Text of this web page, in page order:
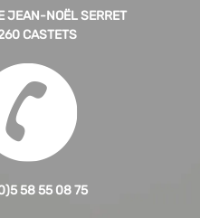
JEAN-NOËL SERRET
CASTETS
58 55 08 75